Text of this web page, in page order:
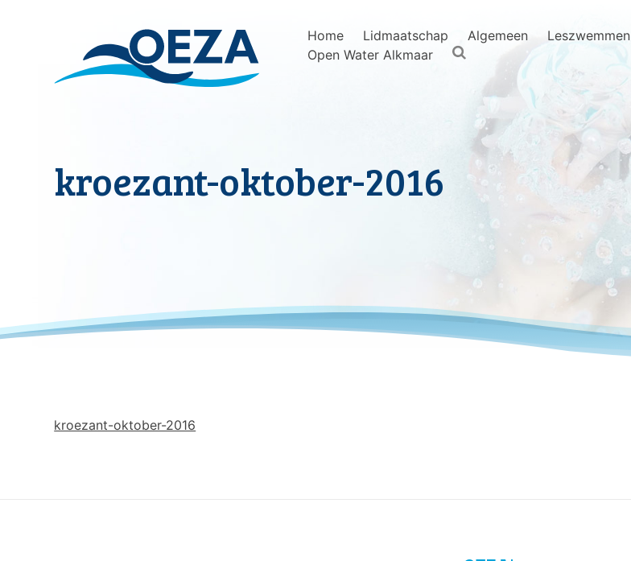
Home Lidmaatschap Algemeen Leszwemmen
Open Water Alkmaar
kroezant-oktober-2016
kroezant-oktober-2016